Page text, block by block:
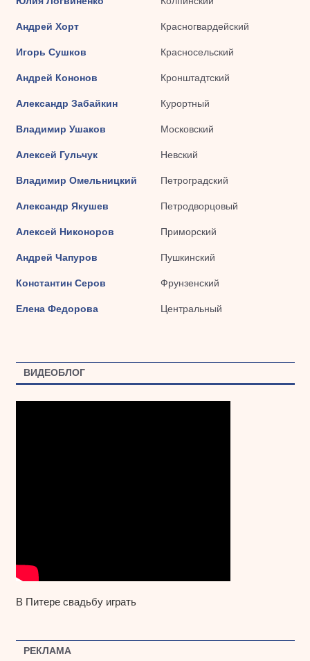
Андрей Хорт Красногвардейский
Игорь Сушков Красносельский
Андрей Кононов Кронштадтский
Александр Забайкин Курортный
Владимир Ушаков Московский
Алексей Гульчук Невский
Владимир Омельницкий Петроградский
Александр Якушев Петродворцовый
Алексей Никоноров Приморский
Андрей Чапуров Пушкинский
Константин Серов Фрунзенский
Елена Федорова Центральный
ВИДЕОБЛОГ
В Питере свадьбу играть
РЕКЛАМА